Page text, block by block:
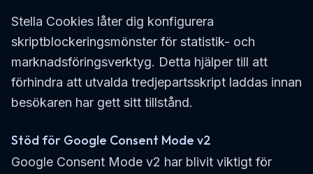
Stella Cookies låter dig konfigurera
skriptblockeringsmönster för statistik- och
marknadsföringsverktyg. Detta hjälper till att
förhindra att utvalda tredjepartsskript laddas innan
besökaren har gett sitt tillstånd.
Stöd för Google Consent Mode v2
Google Consent Mode v2 har blivit viktigt för